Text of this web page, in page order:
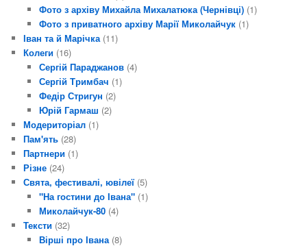
Фото з архіву Михайла Михалатюка (Чернівці)(1)
Фото з приватного архіву Марії Миколайчук(1)
Іван та й Марічка (11)
Колеги (16)
Сергій Параджанов(4)
Сергій Тримбач (1)
Федір Стригун (2)
Юрій Гармаш (2)
Модериторіал (1)
Пам'ять (28)
Партнери (1)
Різне (24)
Свята, фестивалі, ювілеї (5)
"На гостини до Івана"(1)
Миколайчук-80(4)
Тексти (32)
Вірші про Івана(8)